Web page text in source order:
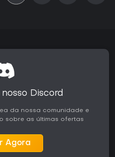
Discord
da nossa comunidade e
sobre as últimas ofertas
Agora